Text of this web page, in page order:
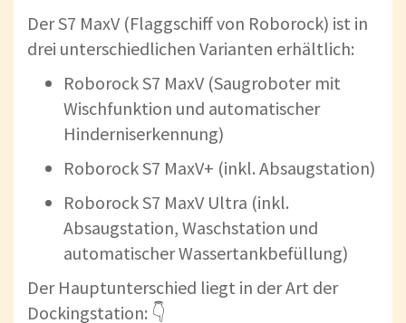
Der S7 MaxV (Flaggschiff von Roborock) ist in
drei unterschiedlichen Varianten erhältlich:
Roborock S7 MaxV (Saugroboter mit
Wischfunktion und automatischer
Hinderniserkennung)
Roborock S7 MaxV+ (inkl. Absaugstation)
Roborock S7 MaxV Ultra (inkl.
Absaugstation, Waschstation und
automatischer Wassertankbefüllung)
Der Hauptunterschied liegt in der Art der
Dockingstation: 👇